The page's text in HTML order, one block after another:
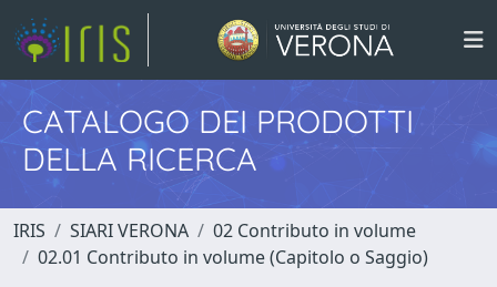
CATALOGO DEI PRODOTTI
DELLA RICERCA
IRIS SIARI VERONA
02 Contributo in volume
02.01 Contributo in volume (Capitolo o Saggio)